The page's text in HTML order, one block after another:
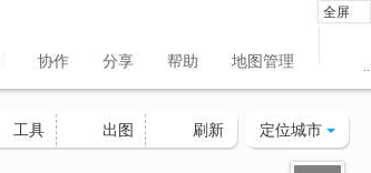
协作 分享 帮助 地图管理
全屏
工具 出图 刷新 定位城市